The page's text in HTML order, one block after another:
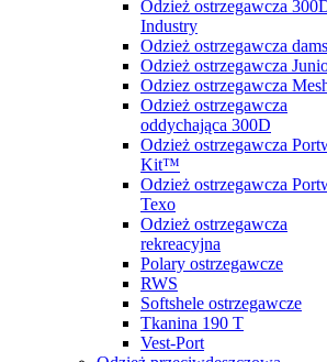
Odzież ostrzegawcza
Industry
Odzież ostrzegawcza
Odzież ostrzegawcza
Odziez ostrzegawcza
Odzież ostrzegawcza
oddychająca 300D
Odzież ostrzegawcza
Kit™
Odzież ostrzegawcza
Texo
Odzież ostrzegawcza
rekreacyjna
Polary ostrzegawcze
RWS
Softshele ostrzegawcze
Tkanina 190 T
Vest-Port